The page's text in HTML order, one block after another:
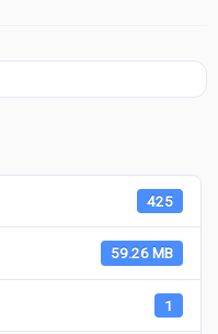
425
59.26 MB
1